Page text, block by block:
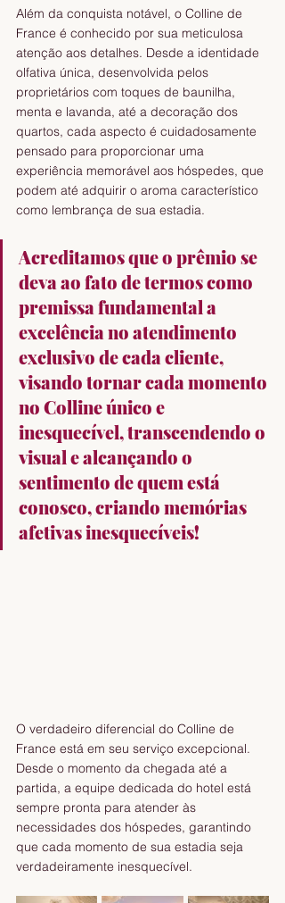
Além da conquista notável, o Colline de
France é conhecido por sua meticulosa
atenção aos detalhes. Desde a identidade
olfativa única, desenvolvida pelos
proprietários com toques de baunilha,
menta e lavanda, até a decoração dos
quartos, cada aspecto é cuidadosamente
pensado para proporcionar uma
experiência memorável aos hóspedes, que
podem até adquirir o aroma característico
como lembrança de sua estadia.
Acreditamos que o prêmio se
deva ao fato de termos como
premissa fundamental a
excelência no atendimento
exclusivo de cada cliente,
visando tornar cada momento
no Colline único e
inesquecível, transcendendo o
visual e alcançando o
sentimento de quem está
conosco, criando memórias
afetivas inesquecíveis!
O verdadeiro diferencial do Colline de
France está em seu serviço excepcional.
Desde o momento da chegada até a
partida, a equipe dedicada do hotel está
sempre pronta para atender às
necessidades dos hóspedes, garantindo
que cada momento de sua estadia seja
verdadeiramente inesquecível.